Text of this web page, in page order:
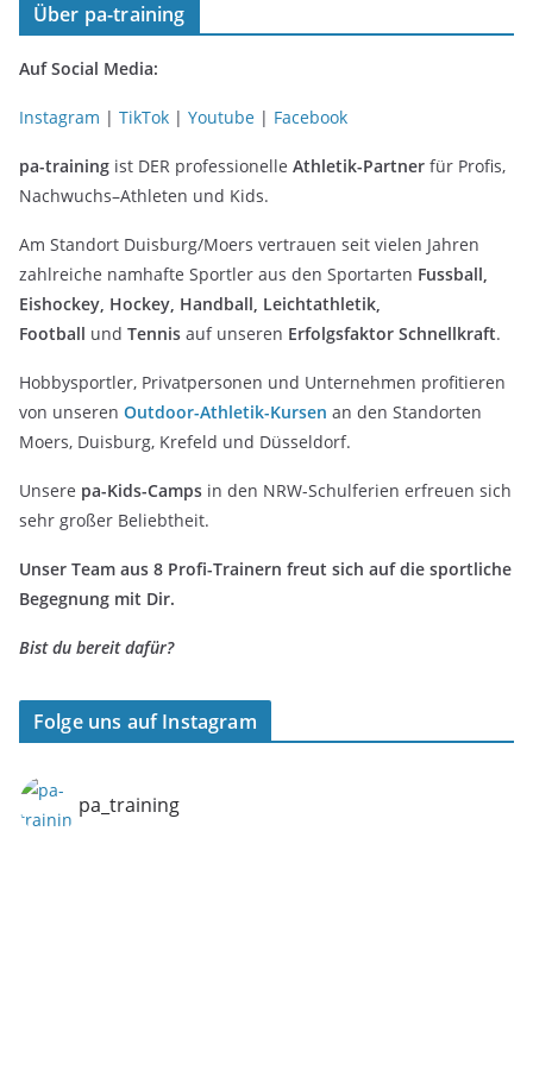
Über pa-training
Auf Social Media:
Instagram | TikTok | Youtube | Facebook
pa-training ist DER professionelle Athletik-Partner für Profis,
Nachwuchs–Athleten und Kids.
Am Standort Duisburg/Moers vertrauen seit vielen Jahren
zahlreiche namhafte Sportler aus den Sportarten Fussball,
Eishockey, Hockey, Handball, Leichtathletik,
Football und Tennis auf unseren Erfolgsfaktor Schnellkraft.
Hobbysportler, Privatpersonen und Unternehmen profitieren
von unseren Outdoor-Athletik-Kursen an den Standorten
Moers, Duisburg, Krefeld und Düsseldorf.
Unsere pa-Kids-Camps in den NRW-Schulferien erfreuen sich
sehr großer Beliebtheit.
Unser Team aus 8 Profi-Trainern freut sich auf die sportliche
Begegnung mit Dir.
Bist du bereit dafür?
Folge uns auf Instagram
pa_training